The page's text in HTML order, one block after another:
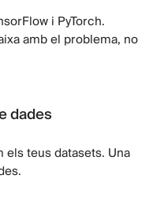
i PyTorch.
amb el problema, no
dades
teus datasets. Una